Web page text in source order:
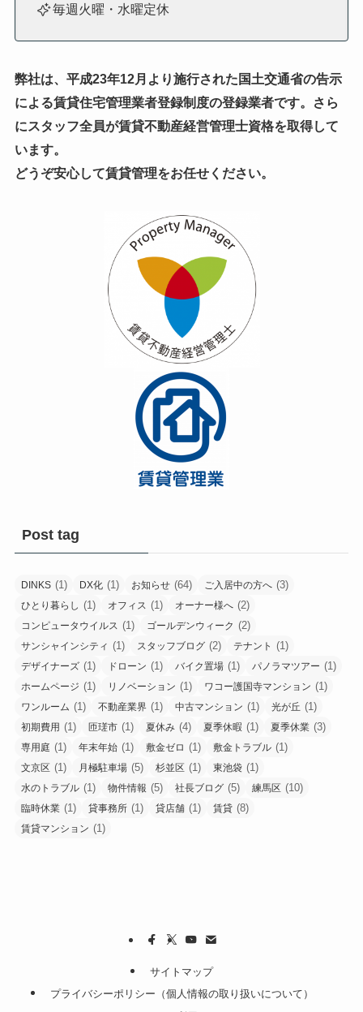
毎週火曜・水曜定休
弊社は、平成23年12月より施行された国土交通省の告示
による賃貸住宅管理業者登録制度の登録業者です。
さら
にスタッフ全員が賃貸不動産経営管理士資格を取得して
います。
どうぞ安心して賃貸管理をお任せください。
Post tag
DINKS (1) DX化 (1) お知らせ (64) ご入居中の方へ (3)
ひとり暮らし (1) オフィス (1) オーナー様へ (2)
コンピュータウイルス (1) ゴールデンウィーク (2)
サンシャインシティ (1) スタッフブログ (2) テナント (1)
デザイナーズ (1) ドローン (1) バイク置場 (1) パノラマツアー (1)
ホームページ (1) リノベーション (1) ワコー護国寺マンション (1)
ワンルーム (1) 不動産業界 (1) 中古マンション (1) 光が丘 (1)
初期費用 (1) 匝瑳市 (1) 夏休み (4) 夏季休暇 (1) 夏季休業 (3)
専用庭 (1) 年末年始 (1) 敷金ゼロ (1) 敷金トラブル (1)
文京区 (1) 月極駐車場 (5) 杉並区 (1) 東池袋 (1)
水のトラブル (1) 物件情報 (5) 社長ブログ (5) 練馬区 (10)
臨時休業 (1) 貸事務所 (1) 貸店舗 (1) 賃貸 (8)
賃貸マンション (1)
サイトマップ
プライバシーポリシー（個人情報の取り扱いについて）